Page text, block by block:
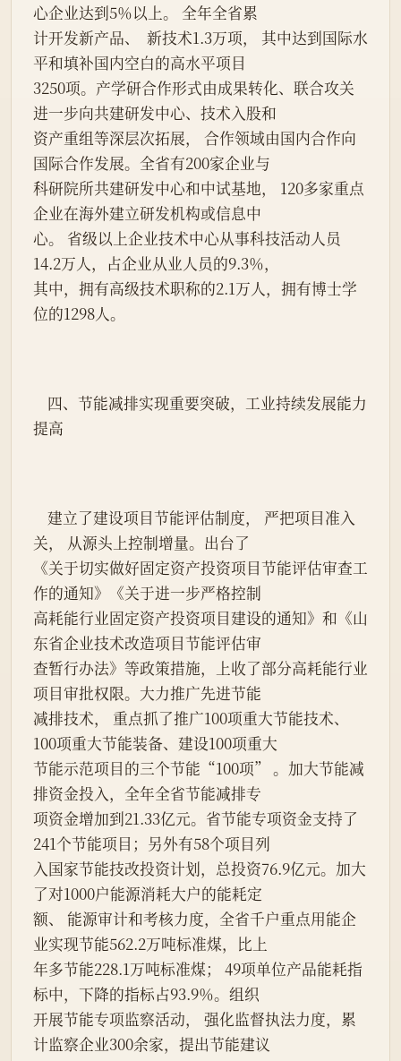
心企业达到5％以上。 全年全省累
计开发新产品、  新技术1.3万项， 其中达到国际水
平和填补国内空白的高水平项目
3250项。产学研合作形式由成果转化、联合攻关
进一步向共建研发中心、技术入股和
资产重组等深层次拓展， 合作领域由国内合作向
国际合作发展。全省有200家企业与
科研院所共建研发中心和中试基地， 120多家重点
企业在海外建立研发机构或信息中
心。 省级以上企业技术中心从事科技活动人员
14.2万人，占企业从业人员的9.3％，
其中，拥有高级技术职称的2.1万人，拥有博士学
位的1298人。
提高
关， 从源头上控制增量。出台了
《关于切实做好固定资产投资项目节能评估审查工
作的通知》《关于进一步严格控制
高耗能行业固定资产投资项目建设的通知》和《山
东省企业技术改造项目节能评估审
查暂行办法》等政策措施，上收了部分高耗能行业
项目审批权限。大力推广先进节能
减排技术， 重点抓了推广100项重大节能技术、
100项重大节能装备、建设100项重大
节能示范项目的三个节能“100项” 。加大节能减
排资金投入，全年全省节能减排专
项资金增加到21.33亿元。省节能专项资金支持了
241个节能项目；另外有58个项目列
入国家节能技改投资计划，总投资76.9亿元。加大
了对1000户能源消耗大户的能耗定
额、 能源审计和考核力度，全省千户重点用能企
业实现节能562.2万吨标准煤，比上
年多节能228.1万吨标准煤； 49项单位产品能耗指
标中，下降的指标占93.9％。组织
开展节能专项监察活动， 强化监督执法力度，累
计监察企业300余家，提出节能建议